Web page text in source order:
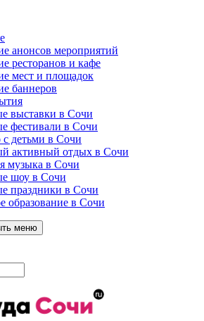
анонсов мероприятий
ресторанов и кафе
мест и площадок
баннеров
выставки в Сочи
фестивали в Сочи
с детьми в Сочи
активный отдых в Сочи
музыка в Сочи
шоу в Сочи
праздники в Сочи
образование в Сочи
меню